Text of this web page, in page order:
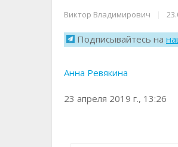
Виктор Владимирович
Подписывайтесь на
Анна Ревякина
23 апреля 2019 г., 13:26